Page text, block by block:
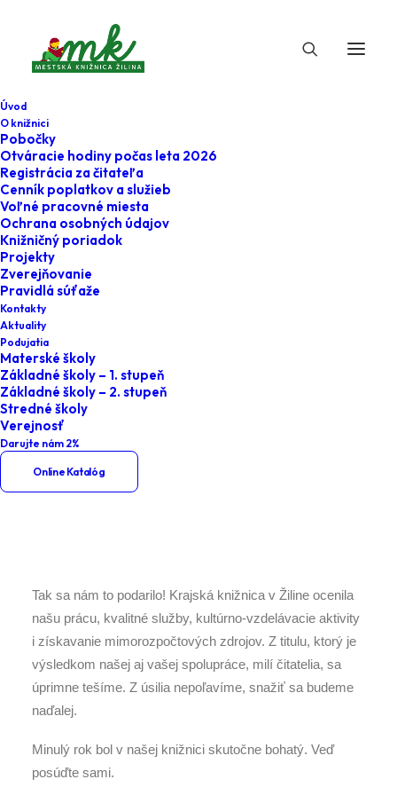
Úvod
O knižnici
Pobočky
Otváracie hodiny počas leta 2026
Registrácia za čitateľa
Cenník poplatkov a služieb
Voľné pracovné miesta
Ochrana osobných údajov
Knižničný poriadok
Projekty
Zverejňovanie
Pravidlá súťaže
Kontakty
Aktuality
Podujatia
Materské školy
Základné školy – 1. stupeň
Základné školy – 2. stupeň
Stredné školy
Verejnosť
Darujte nám 2%
Online Katalóg
Sme Najlepšia
Považia 2024
Home
Sme Najlepšia knižnica Horného
Považia 2024
Tak sa nám to podarilo! Krajská knižnica v Žiline ocenila
našu prácu, kvalitné služby, kultúrno-vzdelávacie aktivity
i získavanie mimorozpočtových zdrojov. Z titulu, ktorý je
výsledkom našej aj vašej spolupráce, milí čitatelia, sa
úprimne tešíme. Z úsilia nepoľavíme, snažiť sa budeme
naďalej.
Minulý rok bol v našej knižnici skutočne bohatý. Veď
posúďte sami.